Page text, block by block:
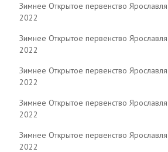
Зимнее Открытое первенство
2022
Зимнее Открытое первенство
2022
Зимнее Открытое первенство
2022
Зимнее Открытое первенство
2022
Зимнее Открытое первенство
2022